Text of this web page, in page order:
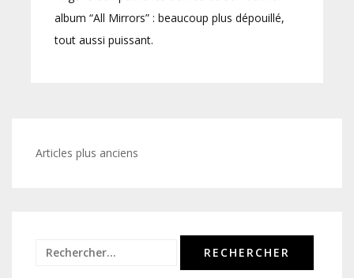
album “All Mirrors” : beaucoup plus dépouillé,
tout aussi puissant.
Navigation
Articles plus anciens
Rechercher :